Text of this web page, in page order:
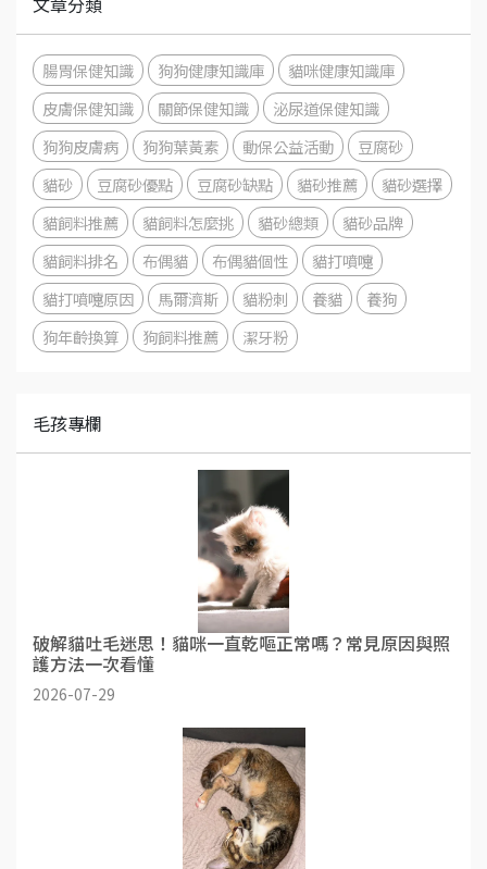
腸胃保健知識 狗狗健康知識庫
貓咪健康知識庫
皮膚保健知識
關節保健知識
泌尿道保健知識
狗狗皮膚病
狗狗葉黃素 動保公益活動
豆腐砂
貓砂
豆腐砂優點 豆腐砂缺點 貓砂推薦
貓砂選擇
貓飼料推薦
貓飼料怎麼挑 貓砂總類
貓砂品牌
貓飼料排名
布偶貓 布偶貓個性
貓打噴嚏
貓打噴嚏原因
馬爾濟斯 貓粉刺 養貓
養狗
狗年齡換算
狗飼料推薦 潔牙粉
毛孩專欄
破解貓吐毛迷思！貓咪一直乾嘔正常嗎？常見原因與照
護方法一次看懂
2026-07-29